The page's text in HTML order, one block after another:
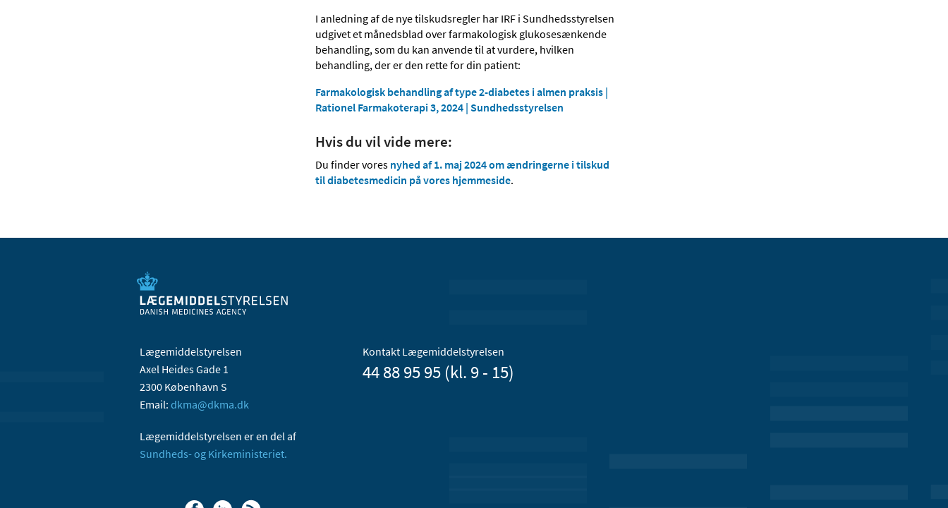
I anledning af de nye tilskudsregler har IRF i Sundhedsstyrelsen
udgivet et månedsblad over farmakologisk glukosesænkende
behandling, som du kan anvende til at vurdere, hvilken
behandling, der er den rette for din patient:
Farmakologisk behandling af type 2-diabetes i almen praksis |
Rationel Farmakoterapi 3, 2024 | Sundhedsstyrelsen
Hvis du vil vide mere:
Du finder vores nyhed af 1. maj 2024 om ændringerne i tilskud
til diabetesmedicin på vores hjemmeside.
Lægemiddelstyrelsen
Axel Heides Gade 1
2300 København S
Email: dkma@dkma.dk
Lægemiddelstyrelsen er en del af
Sundheds- og Kirkeministeriet.
Kontakt Lægemiddelstyrelsen
44 88 95 95 (kl. 9 - 15)